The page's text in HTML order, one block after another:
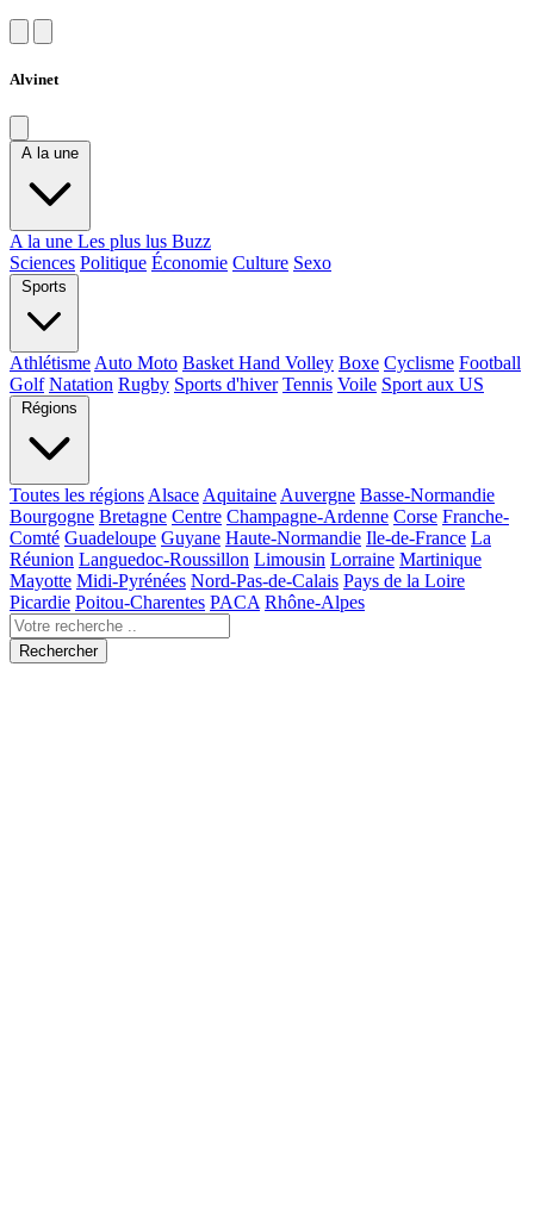
Alvinet
A la une
A la une Les plus lus Buzz
Sciences Politique Économie Culture Sexo
Sports
Athlétisme Auto Moto Basket Hand Volley Boxe Cyclisme Football
Golf Natation Rugby Sports d'hiver Tennis Voile Sport aux US
Régions
Toutes les régions Alsace Aquitaine Auvergne Basse-Normandie
Bourgogne Bretagne Centre Champagne-Ardenne Corse Franche-
Comté Guadeloupe Guyane Haute-Normandie Ile-de-France La
Réunion Languedoc-Roussillon Limousin Lorraine Martinique
Mayotte Midi-Pyrénées Nord-Pas-de-Calais Pays de la Loire
Picardie Poitou-Charentes PACA Rhône-Alpes
Rechercher